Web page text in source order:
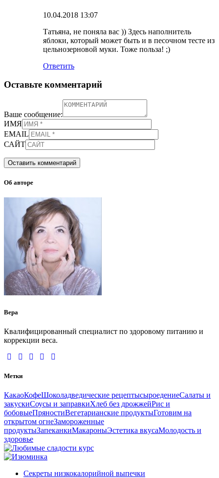
10.04.2018 13:07
Татьяна, не поняла вас )) Здесь наполнитель
яблоки, который может быть и в песочном тесте из
цельнозерновой муки. Тоже польза! ;)
Ответить
Оставьте комментарий
Ваше сообщение:
ИМЯ
EMAIL
САЙТ
Об авторе
Вера
Квалифицированный специалист по здоровому питанию и
коррекции веса.
Метки
КакаоКофеШоколадведические рецептысыроедениеСалаты и
закускиСоусы и заправкиХлеб без дрожжейРис и
бобовыеПряностиВегетарианские продуктыГотовим на
открытом огнеЗамороженные
продуктыЗапеканкиМакароныЭстетика вкусаМолодость и
здоровье
Секреты низкокалорийной выпечки